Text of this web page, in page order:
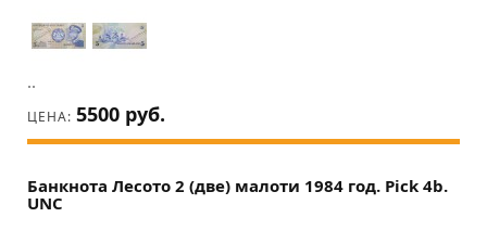
..
ЦЕНА: 5500 руб.
Банкнота Лесото 2 (две) малоти 1984 год. Pick 4b.
UNC